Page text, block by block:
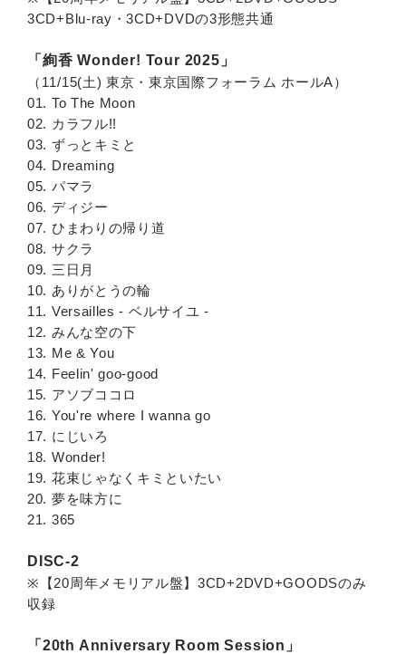
3CD+Blu-ray・3CD+DVDの3形態共通
「絢香 Wonder! Tour 2025」
（11/15(土) 東京・東京国際フォーラム ホールA）
01. To The Moon
02. カラフル!!
03. ずっとキミと
04. Dreaming
05. パマラ
06. ディジー
07. ひまわりの帰り道
08. サクラ
09. 三日月
10. ありがとうの輪
11. Versailles - ベルサイユ -
12. みんな空の下
13. Me & You
14. Feelin' goo-good
15. アソブココロ
16. You're where I wanna go
17. にじいろ
18. Wonder!
19. 花束じゃなくキミといたい
20. 夢を味方に
21. 365
DISC-2
※【20周年メモリアル盤】3CD+2DVD+GOODSのみ
収録
「20th Anniversary Room Session」